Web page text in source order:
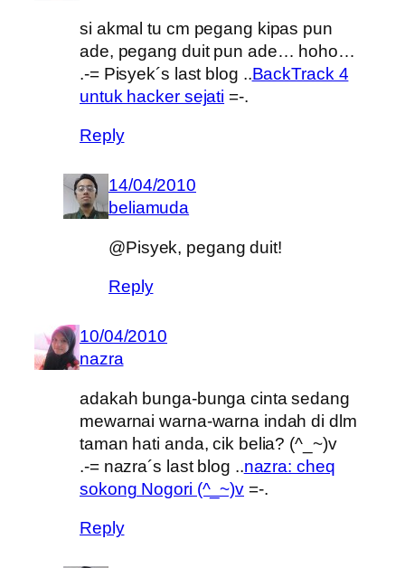
si akmal tu cm pegang kipas pun
ade, pegang duit pun ade… hoho…
.-= Pisyek´s last blog ..BackTrack 4
untuk hacker sejati =-.
Reply
14/04/2010
beliamuda
@Pisyek, pegang duit!
Reply
10/04/2010
nazra
adakah bunga-bunga cinta sedang
mewarnai warna-warna indah di dlm
taman hati anda, cik belia? (^_~)v
.-= nazra´s last blog ..nazra: cheq
sokong Nogori (^_~)v =-.
Reply